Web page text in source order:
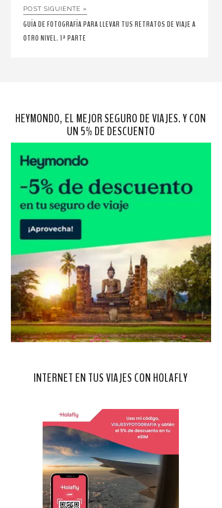
POST SIGUIENTE »
GUÍA DE FOTOGRAFÍA PARA LLEVAR TUS RETRATOS DE VIAJE A
OTRO NIVEL. 1ª PARTE
HEYMONDO, EL MEJOR SEGURO DE VIAJES. Y CON
UN 5% DE DESCUENTO
INTERNET EN TUS VIAJES CON HOLAFLY